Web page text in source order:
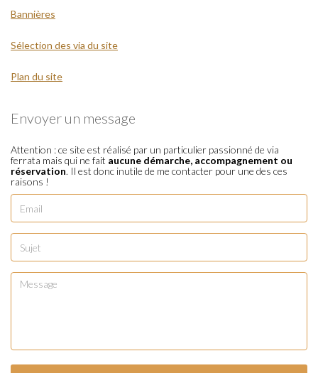
Bannières
Sélection des via du site
Plan du site
Envoyer un message
Attention : ce site est réalisé par un particulier passionné de via
ferrata mais qui ne fait aucune démarche, accompagnement ou
réservation. Il est donc inutile de me contacter pour une des ces
raisons !